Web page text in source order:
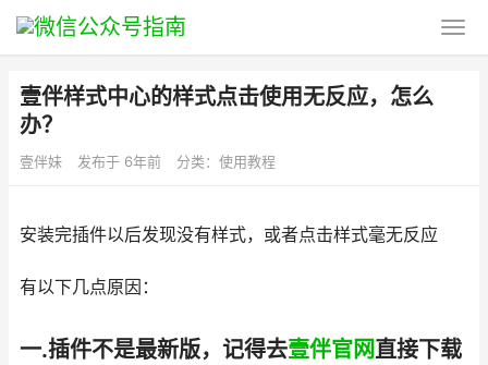
壹伴样式中心的样式点击使用无反应，怎么
办？
壹伴妹 发布于 6年前 分类： 使用教程
安装完插件以后发现没有样式，或者点击样式毫无反应
有以下几点原因：
一.插件不是最新版，记得去壹伴官网直接下载